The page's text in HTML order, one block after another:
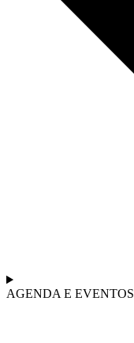
AGENDA E EVENTOS